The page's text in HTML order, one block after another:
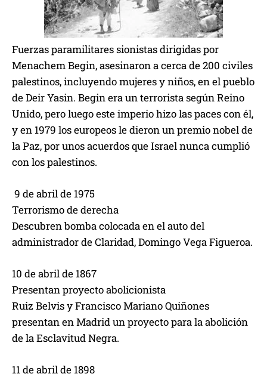
Fuerzas paramilitares sionistas dirigidas por
Menachem Begin, asesinaron a cerca de 200 civiles
palestinos, incluyendo mujeres y niños, en el pueblo
de Deir Yasin. Begin era un terrorista según Reino
Unido, pero luego este imperio hizo las paces con él,
y en 1979 los europeos le dieron un premio nobel de
la Paz, por unos acuerdos que Israel nunca cumplió
con los palestinos.
9 de abril de 1975
Terrorismo de derecha
Descubren bomba colocada en el auto del
administrador de Claridad, Domingo Vega Figueroa.
10 de abril de 1867
Presentan proyecto abolicionista
Ruiz Belvis y Francisco Mariano Quiñones
presentan en Madrid un proyecto para la abolición
de la Esclavitud Negra.
11 de abril de 1898